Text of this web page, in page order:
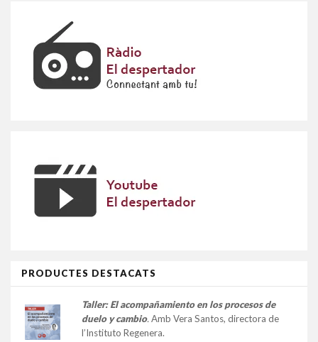
PRODUCTES DESTACATS
Taller: El acompañamiento en los procesos de
duelo y cambio. Amb Vera Santos, directora de
l’Instituto Regenera.